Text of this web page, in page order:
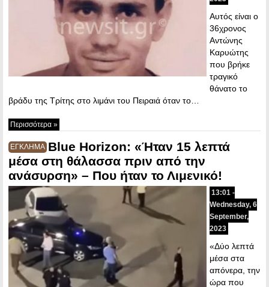
Αυτός είναι ο
36χρονος
Αντώνης
Καρυώτης
που βρήκε
τραγικό
θάνατο το
βράδυ της Τρίτης στο λιμάνι του Πειραιά όταν το…
Περισσότερα »
ΕΓΚΛΗΜΑ Blue Horizon: «Ήταν 15 λεπτά
μέσα στη θάλασσα πριν από την
ανάσυρση» – Που ήταν το Λιμενικό!
13:01 -
Wednesday, 6
September,
2023
«Δύο λεπτά
μέσα στα
απόνερα, την
ώρα που